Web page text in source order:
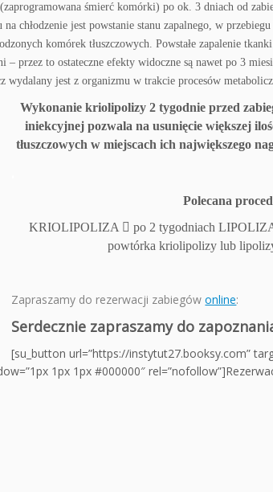
śmierć komórki) po ok. 3 dniach od
chłodzenie jest powstanie stanu zapalnego, w
komórek tłuszczowych. Powstałe zapalenie
przez to ostateczne efekty widoczne są nawet po 3
wydalany jest z organizmu w trakcie procesów
Wykonanie kriolipolizy 2 tygodnie przed
iniekcyjnej pozwala na usunięcie większej
tłuszczowych w miejscach ich największego
Polecana
KRIOLIPOLIZA  po 2 tygodniach
powtórka kriolipolizy lub
Zapraszamy do rezerwacji zabiegówonline:
Serdecznie zapraszamy do
[su_button url=”https://instytut27.booksy.com”
1px 1px #000000″